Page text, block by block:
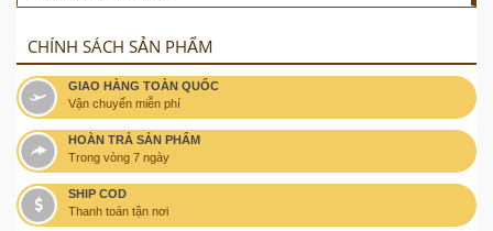
CHÍNH SÁCH SẢN PHẨM
GIAO HÀNG TOÀN QUỐC
Vận chuyển miễn phí
HOÀN TRẢ SẢN PHẨM
Trong vòng 7 ngày
SHIP COD
Thanh toán tận nơi